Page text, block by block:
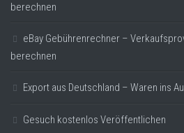
berechnen
eBay Gebührenrechner –
berechnen
Export aus Deutschland – Waren ins
Gesuch kostenlos Veröffentlichen